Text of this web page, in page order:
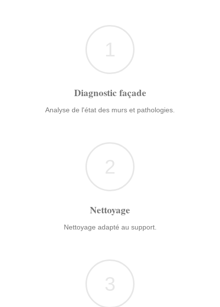
1
Diagnostic façade
Analyse de l'état des murs et pathologies.
2
Nettoyage
Nettoyage adapté au support.
3